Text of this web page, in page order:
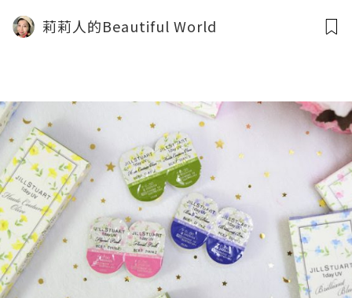
莉莉人的Beautiful World